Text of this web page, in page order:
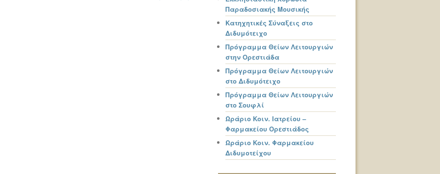
Παραδοσιακής Μουσικής
Κατηχητικές Σύναξεις στο
Διδυμότειχο
Πρόγραμμα Θείων Λειτουργιών
στην Ορεστιάδα
Πρόγραμμα Θείων Λειτουργιών
στο Διδυμότειχο
Πρόγραμμα Θείων Λειτουργιών
στο Σουφλί
Ωράριο Κοιν. Ιατρείου –
Φαρμακείου Ορεστιάδος
Ωράριο Κοιν. Φαρμακείου
Διδυμοτείχου